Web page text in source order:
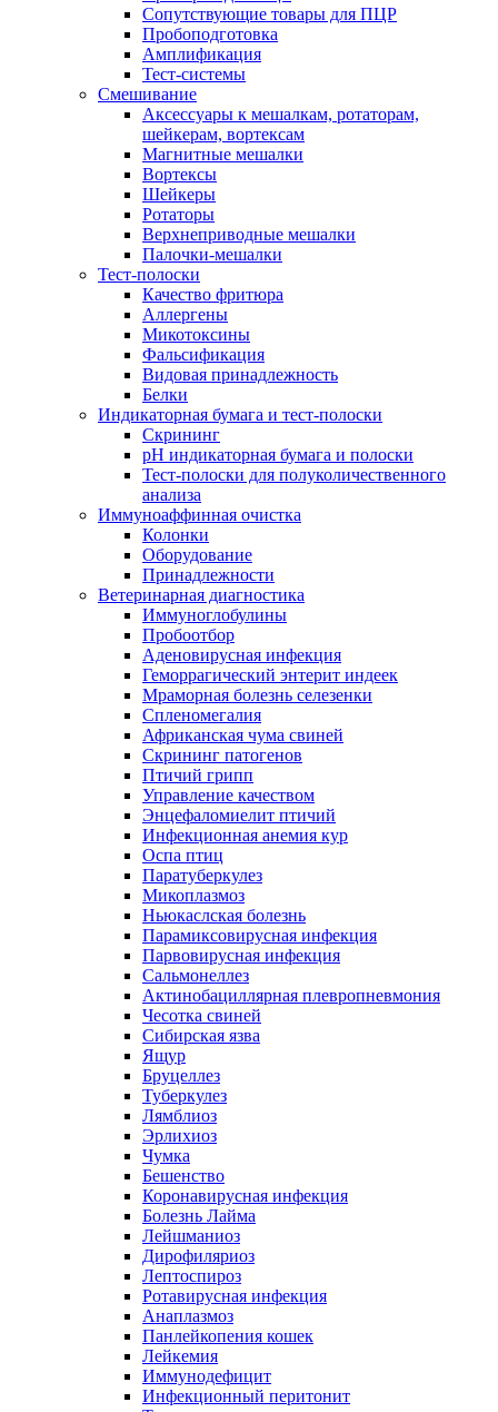
Сопутствующие товары для ПЦР
Пробоподготовка
Амплификация
Тест-системы
Смешивание
Аксессуары к мешалкам, ротаторам,
шейкерам, вортексам
Магнитные мешалки
Вортексы
Шейкеры
Ротаторы
Верхнеприводные мешалки
Палочки-мешалки
Тест-полоски
Качество фритюра
Аллергены
Микотоксины
Фальсификация
Видовая принадлежность
Белки
Индикаторная бумага и тест-полоски
Скрининг
pH индикаторная бумага и полоски
Тест-полоски для полуколичественного
анализа
Иммуноаффинная очистка
Колонки
Оборудование
Принадлежности
Ветеринарная диагностика
Иммуноглобулины
Пробоотбор
Аденовирусная инфекция
Геморрагический энтерит индеек
Мраморная болезнь селезенки
Спленомегалия
Африканская чума свиней
Скрининг патогенов
Птичий грипп
Управление качеством
Энцефаломиелит птичий
Инфекционная анемия кур
Оспа птиц
Паратуберкулез
Микоплазмоз
Ньюкаслская болезнь
Парамиксовирусная инфекция
Парвовирусная инфекция
Сальмонеллез
Актинобациллярная плевропневмония
Чесотка свиней
Сибирская язва
Ящур
Бруцеллез
Туберкулез
Лямблиоз
Эрлихиоз
Чумка
Бешенство
Коронавирусная инфекция
Болезнь Лайма
Лейшманиоз
Дирофиляриоз
Лептоспироз
Ротавирусная инфекция
Анаплазмоз
Панлейкопения кошек
Лейкемия
Иммунодефицит
Инфекционный перитонит